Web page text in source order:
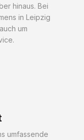
hinaus. Bei
in Leipzig
um
umfassende